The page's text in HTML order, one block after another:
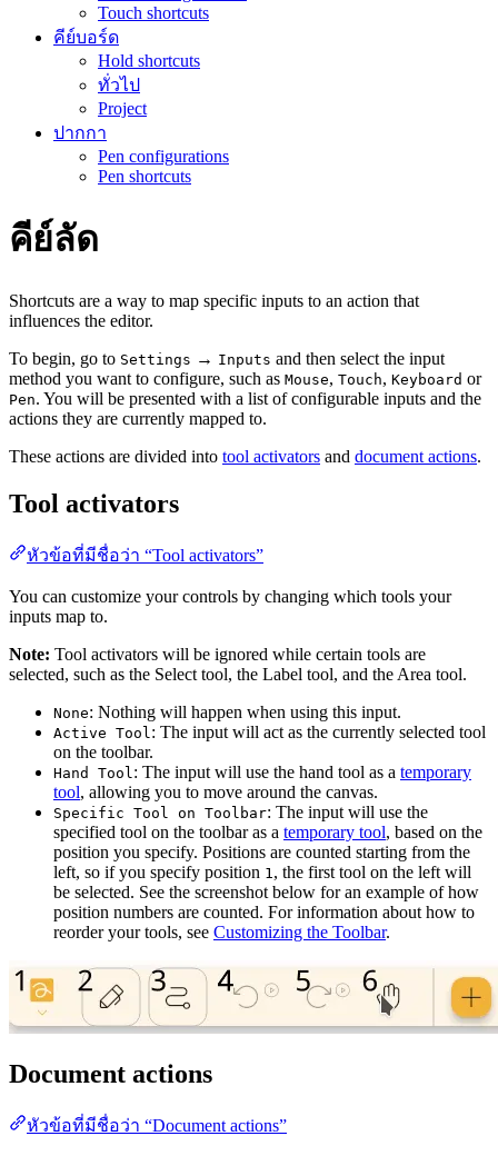
Touch shortcuts
คีย์บอร์ด
Hold shortcuts
ทั่วไป
Project
ปากกา
Pen configurations
Pen shortcuts
คีย์ลัด
Shortcuts are a way to map specific inputs to an action that
influences the editor.
To begin, go to Settings → Inputs and then select the input
method you want to configure, such as Mouse, Touch, Keyboard or
Pen. You will be presented with a list of configurable inputs and the
actions they are currently mapped to.
These actions are divided into tool activators and document actions.
Tool activators
หัวข้อที่มีชื่อว่า “Tool activators”
You can customize your controls by changing which tools your
inputs map to.
Note: Tool activators will be ignored while certain tools are
selected, such as the Select tool, the Label tool, and the Area tool.
None: Nothing will happen when using this input.
Active Tool : The input will act as the currently selected tool
on the toolbar.
Hand Tool : The input will use the hand tool as a temporary
tool, allowing you to move around the canvas.
Specific Tool on Toolbar: The input will use the
specified tool on the toolbar as a temporary tool, based on the
position you specify. Positions are counted starting from the
left, so if you specify position 1 , the first tool on the left will
be selected. See the screenshot below for an example of how
position numbers are counted. For information about how to
reorder your tools, see Customizing the Toolbar.
Document actions
หัวข้อที่มีชื่อว่า “Document actions”